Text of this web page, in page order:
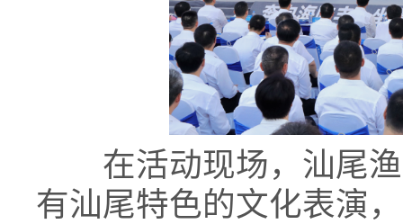
在活动现场，汕尾渔
有汕尾特色的文化表演